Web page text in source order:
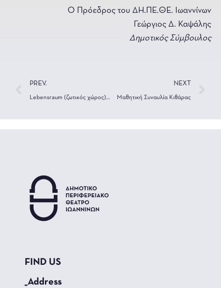
Ο Πρόεδρος του ΔΗ.ΠΕ.ΘΕ. Ιωαννίνων
Γεώργιος Δ. Καψάλης
Δημοτικός Σύμβουλος
PREV.
Lebensraum (ζωτικός χώρος): ένα πείραμα για την καλοσύνη
NEXT
Μαθητική Συναυλία Kιθάρας
FIND US
_Address